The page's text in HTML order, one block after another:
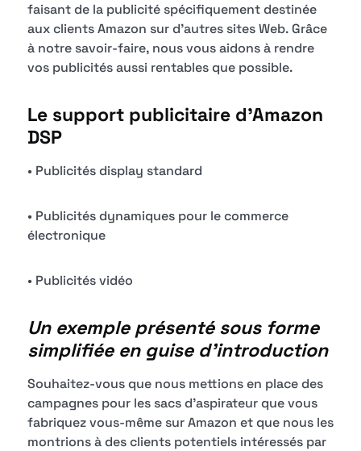
faisant de la publicité spécifiquement destinée
aux clients Amazon sur d'autres sites Web. Grâce
à notre savoir-faire, nous vous aidons à rendre
vos publicités aussi rentables que possible.
Le support publicitaire d'Amazon
DSP
• Publicités display standard
• Publicités dynamiques pour le commerce
électronique
• Publicités vidéo
Un exemple présenté sous forme
simplifiée en guise d'introduction
Souhaitez-vous que nous mettions en place des
campagnes pour les sacs d'aspirateur que vous
fabriquez vous-même sur Amazon et que nous les
montrions à des clients potentiels intéressés par